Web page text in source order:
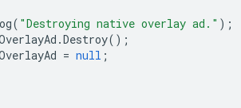
( "Destroying native overlay ad." );
.Destroy();
= null ;